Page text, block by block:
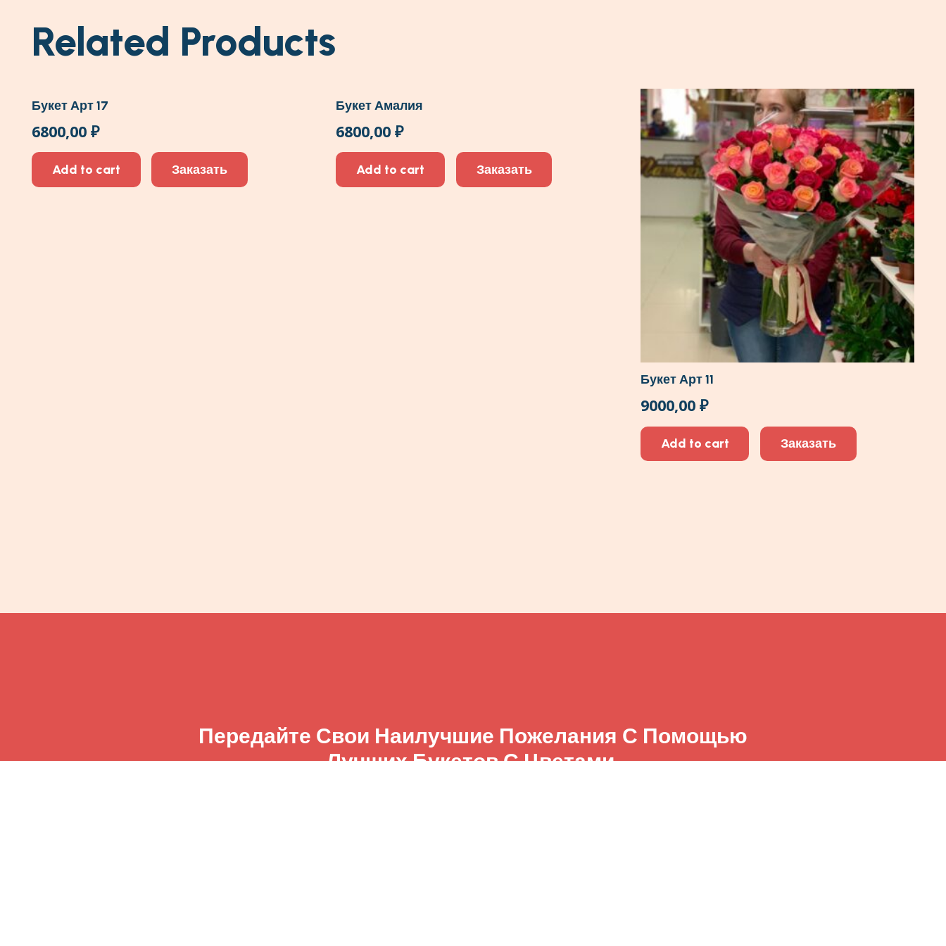
Related Products
Букет Арт 17
6800,00 ₽
Add to cart Заказать
Букет Амалия
6800,00₽
Add to cart Заказать
Букет Арт 11
9000,00 ₽
Add to cart Заказать
Передайте Свои Наилучшие Пожелания С Помощью
Лучших Букетов С Цветами.